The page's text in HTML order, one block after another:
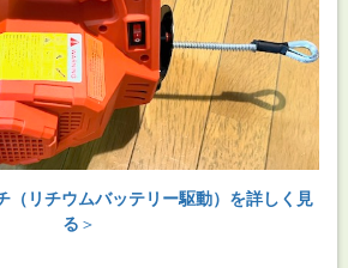
（リチウムバッテリー駆動）を詳しく見
る ＞